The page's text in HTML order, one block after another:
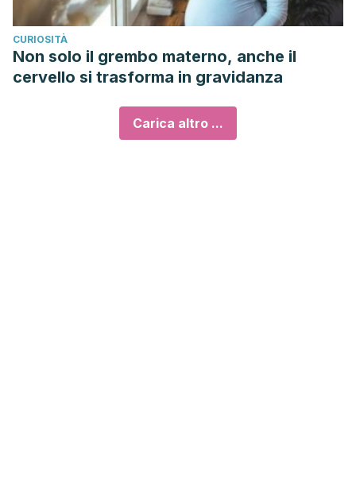
CURIOSITÀ
Non solo il grembo materno, anche il
cervello si trasforma in gravidanza
Carica altro ...